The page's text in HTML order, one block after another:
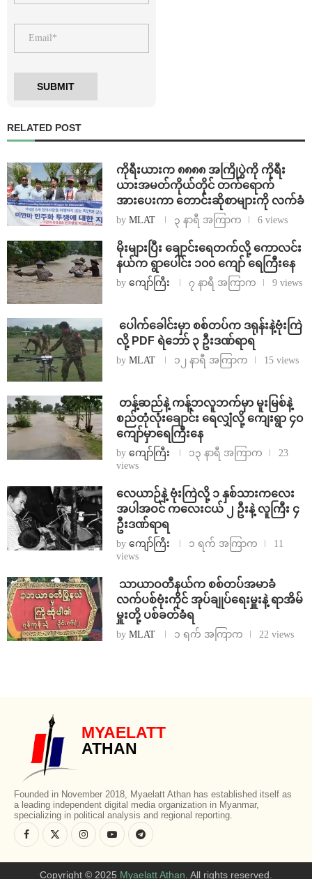
RELATED POST
ကိုရီးယားက ၈၈၈၈ အကြိုပွဲကို ကိုရီး
ယားအမတ်ကိုယ်တိုင် တက်ရောက်
အားပေးကာ တောင်းဆိုစာများကို လက်ခံ
by MLAT ၃ နာရီ အကြာက 6 views
⁨မိုးများပြီး ချောင်းရေတက်လို့ ကောလင်း
နယ်က ရွာပေါင်း ၁၀၀ ကျော် ရေကြီးနေ
by ကျော်ကြီး ၇ နာရီ အကြာက 9 views
⁩ ⁨ပေါက်ခေါင်းမှာ စစ်တပ်က ဒရုန်းနဲ့ဗုံးကြဲ
လို့ PDF ရဲဘော် ၃ ဦးဒဏ်ရာရ
by MLAT ၁၂ နာရီ အကြာက 15 views
⁩ ⁨တန့်ဆည်နဲ့ ကန့်ဘလူဘက်မှာ မူးမြစ်နဲ့
စည်တုံလုံးချောင်း ရေလျှံလို့ ကျေးရွာ ၄၀
ကျော်မှာရေကြီးနေ
by ကျော်ကြီး ၁၃ နာရီ အကြာက
23
views
⁨လေယာဉ်နဲ့ ဗုံးကြဲလို့ ၁ နှစ်သားကလေး
အပါအဝင် ကလေးငယ် ၂ ဦးနဲ့ လူကြီး ၄
ဦးဒဏ်ရာရ
by ကျော်ကြီး ၁ ရက် အကြာက
11
views
⁩ ⁨သာယာဝတီနယ်က စစ်တပ်အမာခံ
လက်ပစ်ဗုံးကိုင် အုပ်ချုပ်ရေးမှူးနဲ့ ရာအိမ်
မှူးတို့ ပစ်ခတ်ခံရ
by MLAT ၁ ရက် အကြာက 22 views
MYAELATT
ATHAN
Founded in November 2018, Myaelatt Athan has established itself as
a leading independent digital media organization in Myanmar,
specializing in political analysis and regional reporting.
Copyright © 2025 Myaelatt Athan. All rights reserved.